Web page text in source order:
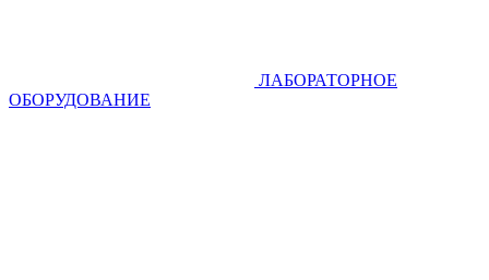
ЛАБОРАТОРНОЕ
ОБОРУДОВАНИЕ